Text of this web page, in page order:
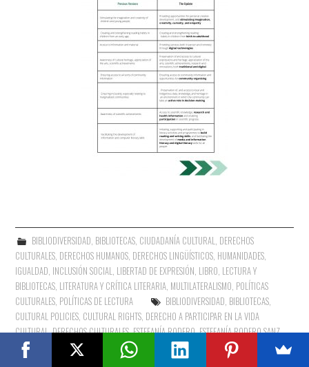
BIBLIODIVERSIDAD, BIBLIOTECAS, CIUDADANÍA CULTURAL, DERECHOS
CULTURALES, DERECHOS HUMANOS, DERECHOS LINGÜÍSTICOS, HUMANIDADES,
IGUALDAD, INCLUSIÓN SOCIAL, LIBERTAD DE EXPRESIÓN, LIBRO, LECTURA Y
BIBLIOTECAS, LITERATURA Y CRÍTICA LITERARIA, MULTILATERALISMO, POLÍTICAS
CULTURALES, POLÍTICAS DE LECTURA BIBLIODIVERSIDAD, BIBLIOTECAS,
CULTURAL POLICIES, CULTURAL RIGHTS, DERECHO A PARTICIPAR EN LA VIDA
CULTURAL,DERECHOS CULTURALES,ESTEFANÍA RODERO,ESTEFANÍA RODERO SANZ,
IFLA, IFLA-UNESCO PUBLIC LIBRARY MANIFESTO INCIDENCIA INCIDENCIA PÚBLICA,
INCLUSIÓN
LIBRARY PARTICIPACIÓN EN LA VIDA CULTURAL